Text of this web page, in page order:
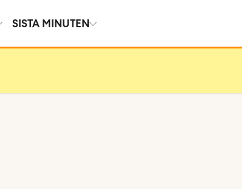
SISTA MINUTEN